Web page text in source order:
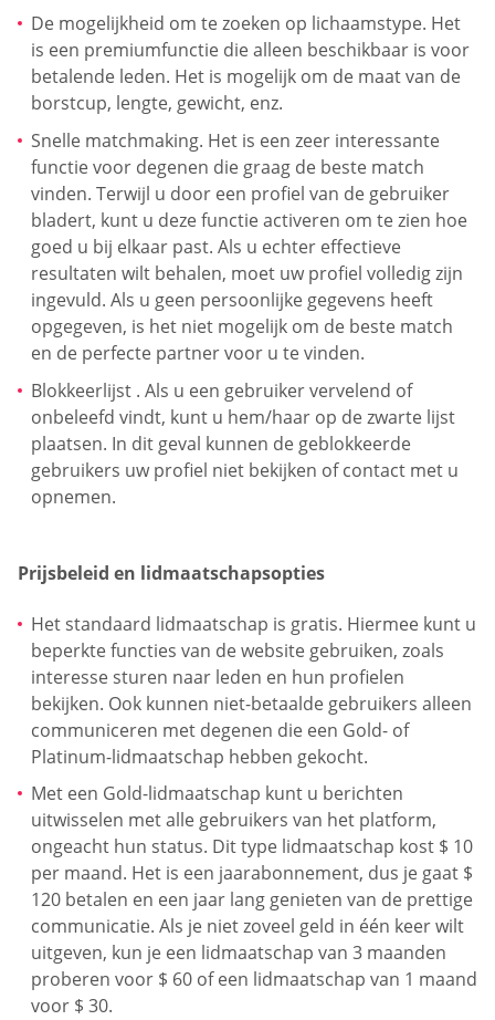
De mogelijkheid om te zoeken op lichaamstype. Het
is een premiumfunctie die alleen beschikbaar is voor
betalende leden. Het is mogelijk om de maat van de
borstcup, lengte, gewicht, enz.
Snelle matchmaking. Het is een zeer interessante
functie voor degenen die graag de beste match
vinden. Terwijl u door een profiel van de gebruiker
bladert, kunt u deze functie activeren om te zien hoe
goed u bij elkaar past. Als u echter effectieve
resultaten wilt behalen, moet uw profiel volledig zijn
ingevuld. Als u geen persoonlijke gegevens heeft
opgegeven, is het niet mogelijk om de beste match
en de perfecte partner voor u te vinden.
Blokkeerlijst . Als u een gebruiker vervelend of
onbeleefd vindt, kunt u hem/haar op de zwarte lijst
plaatsen. In dit geval kunnen de geblokkeerde
gebruikers uw profiel niet bekijken of contact met u
opnemen.
Prijsbeleid en lidmaatschapsopties
Het standaard lidmaatschap is gratis. Hiermee kunt u
beperkte functies van de website gebruiken, zoals
interesse sturen naar leden en hun profielen
bekijken. Ook kunnen niet-betaalde gebruikers alleen
communiceren met degenen die een Gold- of
Platinum-lidmaatschap hebben gekocht.
Met een Gold-lidmaatschap kunt u berichten
uitwisselen met alle gebruikers van het platform,
ongeacht hun status. Dit type lidmaatschap kost $ 10
per maand. Het is een jaarabonnement, dus je gaat $
120 betalen en een jaar lang genieten van de prettige
communicatie. Als je niet zoveel geld in één keer wilt
uitgeven, kun je een lidmaatschap van 3 maanden
proberen voor $ 60 of een lidmaatschap van 1 maand
voor $ 30.